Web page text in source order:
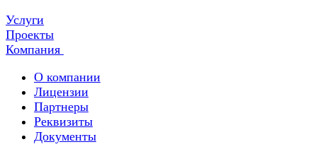
Услуги
Проекты
Компания
О компании
Лицензии
Партнеры
Реквизиты
Документы